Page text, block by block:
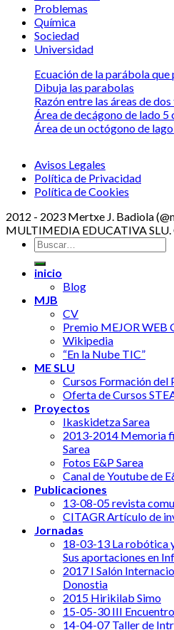
Problemas
Química
Sociedad
Universidad
Ecuación de la parábola que
Dibuja las parabolas
Razón entre las áreas de
Área de decágono de lado 5
Área de un octógono de
Avisos Legales
Política de Privacidad
Política de Cookies
2012 - 2023 Mertxe J. Badiola
MULTIMEDIA EDUCATIVA SLU.
inicio
Blog
MJB
CV
Premio MEJOR
Wikipedia
“En la Nube TIC”
ME SLU
Cursos Formación
Oferta de Cursos
Proyectos
Ikaskidetza Sarea
2013-2014 Memoria
Sarea
Fotos E&P Sarea
Canal de Youtube de
Publicaciones
13-08-05 revista
CITAGR Artículo de
Jornadas
18-03-13 La robótica
Sus aportaciones en
2017 I Salón
Donostia
2015 Hirikilab Simo
15-05-30 III
14-04-07 Taller de